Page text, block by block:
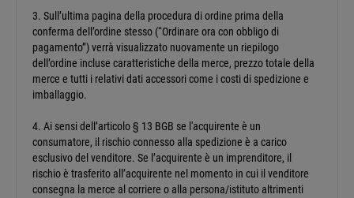
3. Sull’ultima pagina della procedura di ordine prima della
conferma dell’ordine stesso (“Ordinare ora con obbligo di
pagamento”) verrà visualizzato nuovamente un riepilogo
dell’ordine incluse caratteristiche della merce, prezzo totale della
merce e tutti i relativi dati accessori come i costi di spedizione e
imballaggio.
4. Ai sensi dell’articolo § 13 BGB se l'acquirente è un
consumatore, il rischio connesso alla spedizione è a carico
esclusivo del venditore. Se l’acquirente è un imprenditore, il
rischio è trasferito all’acquirente nel momento in cui il venditore
consegna la merce al corriere o alla persona/istituto altrimenti